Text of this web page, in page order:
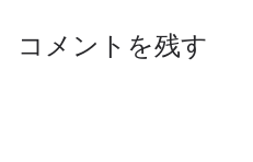
コメントを残す